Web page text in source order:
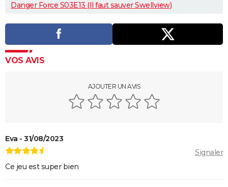
Danger Force S03E13 (Il faut sauver Swellview)
VOS AVIS
AJOUTER UN AVIS
Eva - 31/08/2023
Signaler
Ce jeu est super bien